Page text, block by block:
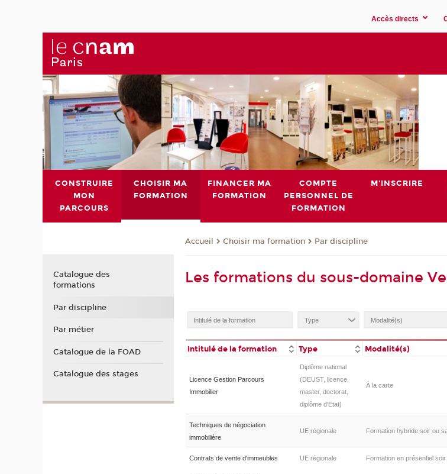
Accès directs
CONSTRUIRE
MON
PARCOURS
CHOISIR MA
FORMATION
FINANCER MA
FORMATION
COMPTE
PERSONNEL DE
FORMATION
M'INSCRIRE
Accueil Choisir ma formation Par discipline
Les formations du sous-domaine
Intitulé de la formation Type Modalité(s)
Licence Gestion Parcours
Immobilier
Diplôme national
(DEUST, licence,
master, doctorat,
diplôme d'Etat)
À la carte
Techniques de négociation
immobilière
UE régionale Formation hybride soir ou
Contrats de vente d'immeubles UE régionale Formation en présentiel
Catalogue des
formations
Par discipline
Par métier
Catalogue de la FOAD
Catalogue des stages